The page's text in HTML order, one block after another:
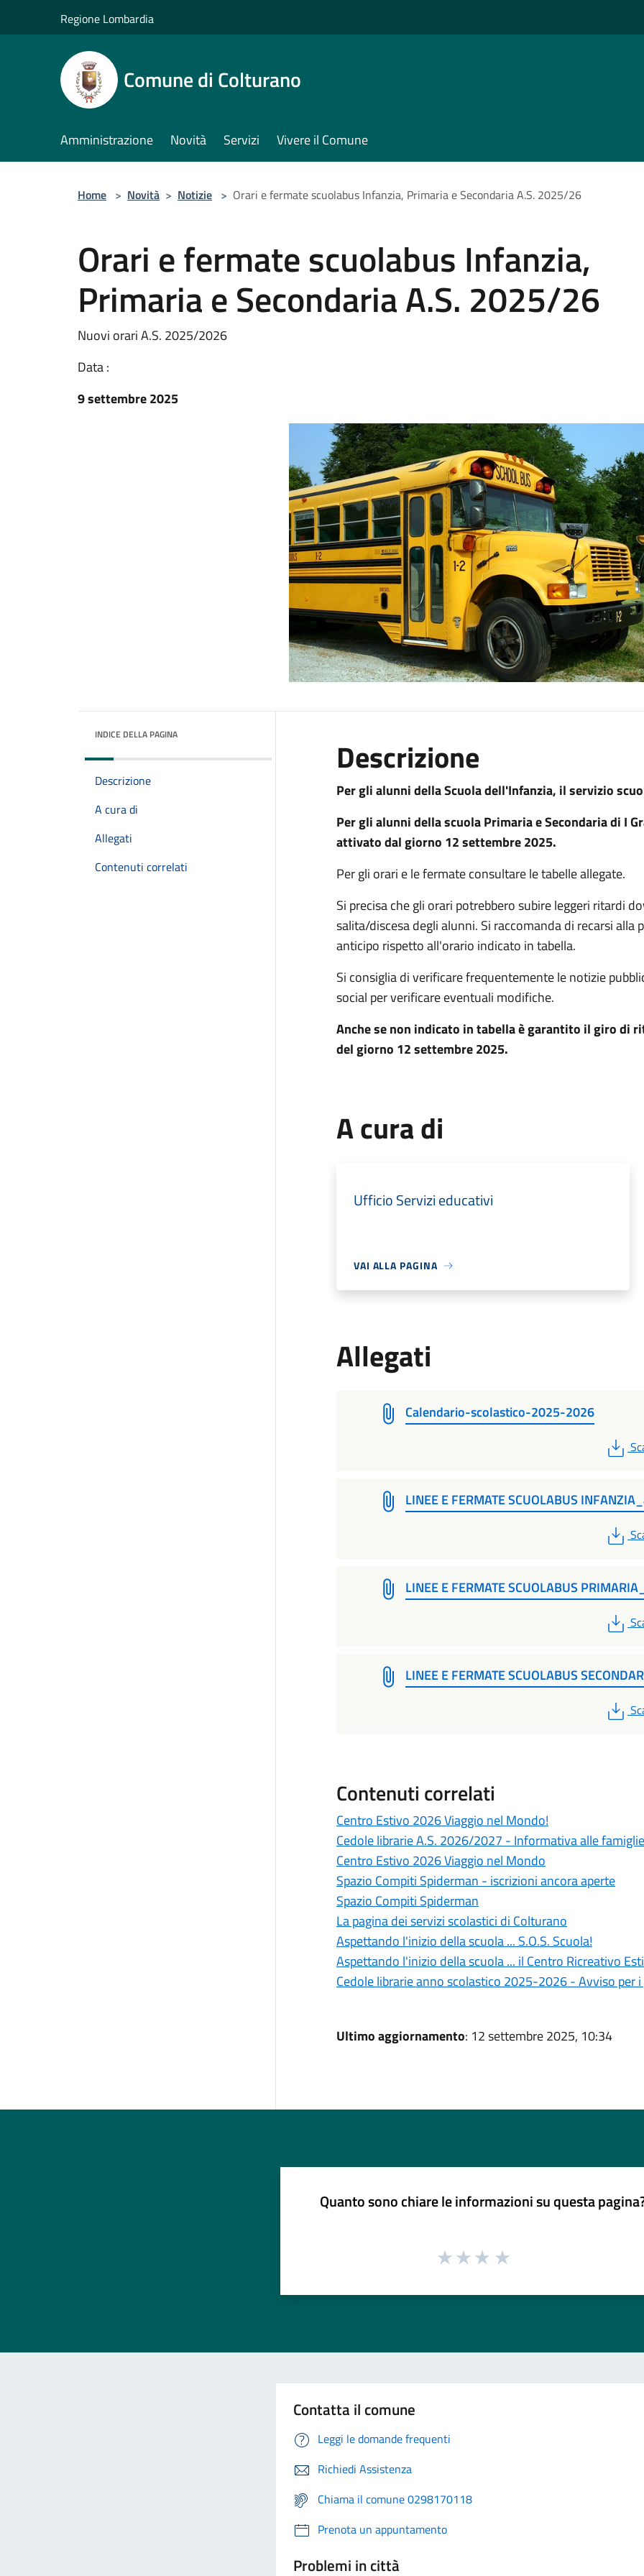
Regione Lombardia
Comune di Colturano
Amministrazione Novità Servizi Vivere il Comune
Home > Novità > Notizie > Orari e fermate scuolabus Infanzia, Primaria e Secondaria A.S. 2025/26
Orari e fermate scuolabus Infanzia,
Primaria e Secondaria A.S. 2025/26
Nuovi orari A.S. 2025/2026
Data :
9 settembre 2025
INDICE DELLA PAGINA
Descrizione
A cura di
Allegati
Contenuti correlati
Descrizione
Per gli alunni della Scuola dell'Infanzia, il servizio
Per gli alunni della scuola Primaria e Secondaria di I
attivato dal giorno 12 settembre 2025.
Per gli orari e le fermate consultare le tabelle allegate.
Si precisa che gli orari potrebbero subire leggeri ritardi
salita/discesa degli alunni. Si raccomanda di recarsi
anticipo rispetto all'orario indicato in tabella.
Si consiglia di verificare frequentemente le notizie
social per verificare eventuali modifiche.
Anche se non indicato in tabella è garantito il giro di
del giorno 12 settembre 2025.
A cura di
Ufficio Servizi educativi
VAI ALLA PAGINA
Allegati
Calendario-scolastico-2025-2026
LINEE E FERMATE SCUOLABUS
LINEE E FERMATE SCUOLABUS
LINEE E FERMATE SCUOLABUS
Contenuti correlati
Centro Estivo 2026 Viaggio nel Mondo!
Cedole librarie A.S. 2026/2027 - Informativa alle famiglie
Centro Estivo 2026 Viaggio nel Mondo
Spazio Compiti Spiderman - iscrizioni ancora aperte
Spazio Compiti Spiderman
La pagina dei servizi scolastici di Colturano
Aspettando l'inizio della scuola ... S.O.S. Scuola!
Aspettando l'inizio della scuola ... il Centro Ricreativo
Cedole librarie anno scolastico 2025-2026 - Avviso per
Ultimo aggiornamento: 12 settembre 2025, 10:34
Quanto sono chiare le informazioni su questa
Contatta il comune
Leggi le domande frequenti
Richiedi Assistenza
Chiama il comune 0298170118
Prenota un appuntamento
Problemi in città